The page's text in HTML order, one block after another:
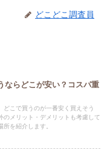
どこどこ調査員
ならどこが安い？コスパ重
どこで買うのが一番安く買えそう
のメリット・デメリットも考慮して
を紹介します。